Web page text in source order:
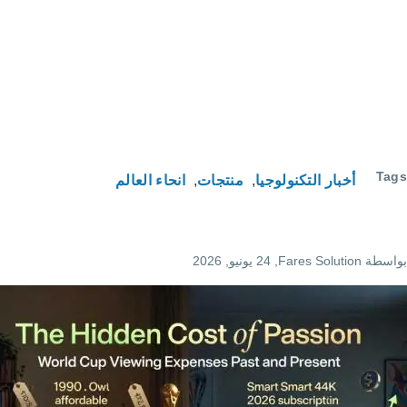
منتجات انحاء العالم
, 24 يونيو, 2026
التكلفة
الخفية
للشغف:
نفقات